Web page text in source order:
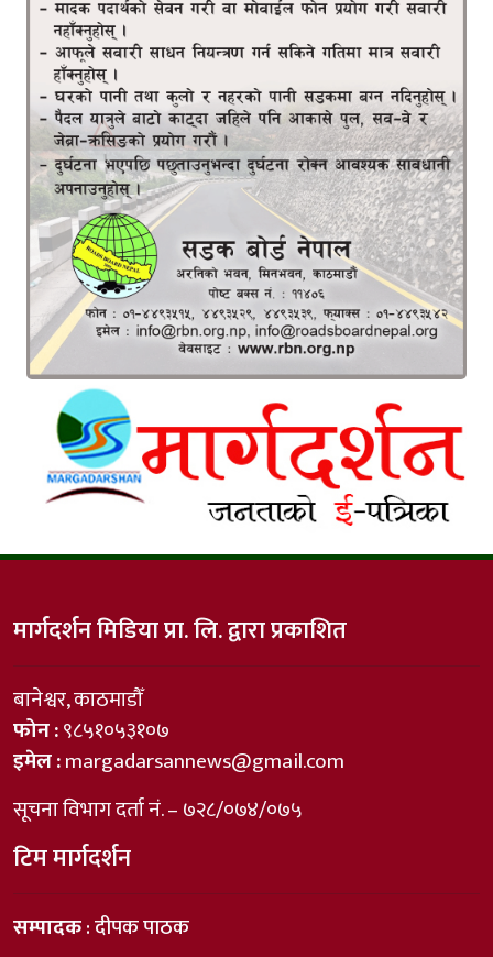
मार्गदर्शन मिडिया प्रा. लि. द्वारा प्रकाशित
बानेश्वर, काठमाडौँ
फोन :९८५१०५३१०७
इमेल :margadarsannews@gmail.com
सूचना विभाग दर्ता नं. – ७२८/०७४/०७५
टिम मार्गदर्शन
सम्पादक: दीपक पाठक